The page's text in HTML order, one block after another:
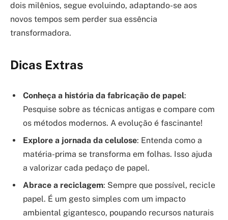
dois milênios, segue evoluindo, adaptando-se aos
novos tempos sem perder sua essência
transformadora.
Dicas Extras
Conheça a história da fabricação de papel:
Pesquise sobre as técnicas antigas e compare com
os métodos modernos. A evolução é fascinante!
Explore a jornada da celulose: Entenda como a
matéria-prima se transforma em folhas. Isso ajuda
a valorizar cada pedaço de papel.
Abrace a reciclagem: Sempre que possível, recicle
papel. É um gesto simples com um impacto
ambiental gigantesco, poupando recursos naturais